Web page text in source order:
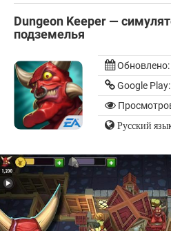
Dungeon Keeper —
подземелья
Обновлено:
Google Play:
Русский